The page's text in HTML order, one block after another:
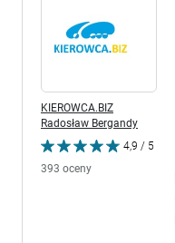
KIEROWCA.BIZ
Radosław Bergandy
4,9 / 5
393 oceny